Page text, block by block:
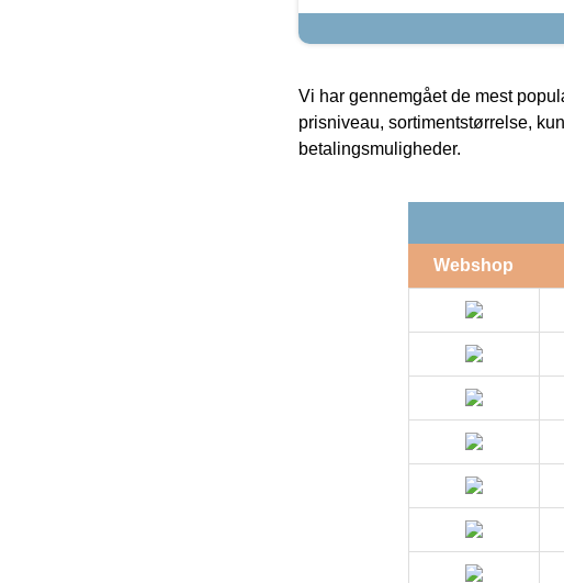
Vi har gennemgået de mest
prisniveau, sortimentstørrelse,
betalingsmuligheder.
Webshop